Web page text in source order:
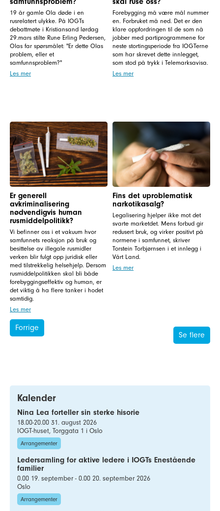
19 år gamle Ola døde i en
rusrelatert ulykke. På IOGTs
debattmøte i Kristiansand lørdag
29.mars stilte Rune Erling Pedersen,
Olas far spørsmålet: "Er dette Olas
problem, eller et
samfunnsproblem?"
Les mer
Forebygging må være mål nummer
en. Forbruket må ned. Det er den
klare oppfordringen til de som nå
jobber med partiprogrammene for
neste stortingsperiode fra IOGTerne
som har skrevet dette innlegget,
som stod på trykk i Telemarksavisa.
Les mer
Er generell
avkriminalisering
nødvendigvis human
rusmiddelpolitikk?
Vi befinner oss i et vakuum hvor
samfunnets reaksjon på bruk og
besittelse av illegale rusmidler
verken blir fulgt opp juridisk eller
med tilstrekkelig helsehjelp. Dersom
rusmiddelpolitikken skal bli både
forebyggingseffektiv og human, er
det viktig å ha flere tanker i hodet
samtidig.
Les mer
Fins det uproblematisk
narkotikasalg?
Legalisering hjelper ikke mot det
svarte marketdet. Mens forbud gir
redusert bruk, og virker positivt på
normene i samfunnet, skriver
Torstein Torbjørnsen i et innlegg i
Vårt Land.
Les mer
Forrige
Se flere
Kalender
Nina Lea forteller sin sterke hisorie
18.00-20.00 31. august 2026
IOGT-huset, Torggata 1 i Oslo
Arrangementer
Ledersamling for aktive ledere i IOGTs Enestående
familier
0.00 19. september - 0.00 20. september 2026
Oslo
Arrangementer